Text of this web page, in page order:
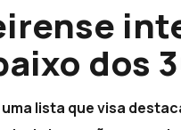
dos
lista que visa